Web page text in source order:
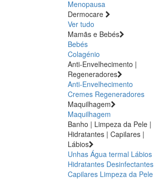
Menopausa
Dermocare
Ver tudo
Mamãs e Bebés
Bebés
Colagénio
Anti-Envelhecimento |
Regeneradores
Anti-Envelhecimento
Cremes Regeneradores
Maquilhagem
Maquilhagem
Banho | Limpeza da Pele |
Hidratantes | Capilares |
Lábios
Unhas Água termal Lábios
Hidratantes Desinfectantes
Capilares Limpeza da Pele